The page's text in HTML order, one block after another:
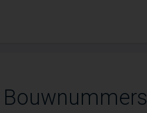
Bouwnummers